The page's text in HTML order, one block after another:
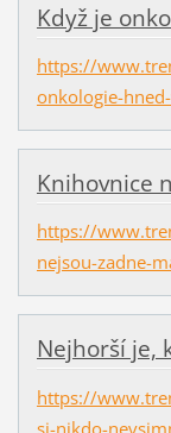
Když je
https://
onkologie-
Knihovnice
https://
nejsou-zadne-
Nejhorší je,
https://
si-nikdo-